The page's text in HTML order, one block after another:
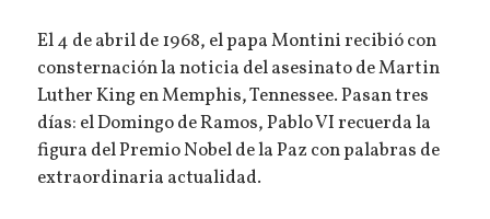
El 4 de abril de 1968, el papa Montini recibió con
consternación la noticia del asesinato de Martin
Luther King en Memphis, Tennessee. Pasan tres
días: el Domingo de Ramos, Pablo VI recuerda la
figura del Premio Nobel de la Paz con palabras de
extraordinaria actualidad.